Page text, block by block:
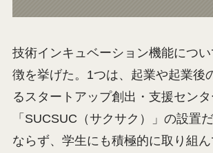
技術インキュベーション機能につ
徴を挙げた。1つは、起業や起業後
るスタートアップ創出・支援センタ
「SUCSUC（サクサク）」の設置
ならず、学生にも積極的に取り組